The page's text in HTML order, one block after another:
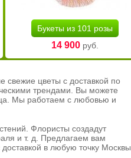
Букеты из 101 розы
14 900руб.
свежие цветы с доставкой по
трендами. Вы можете
Мы работаем с любовью и
Флористы создадут
и т. д. Предлагаем вам
в любую точку Москвы.